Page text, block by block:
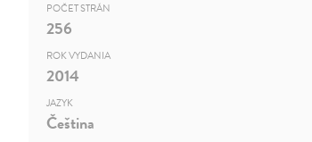
POČET STRÁN
256
ROK VYDANIA
2014
JAZYK
Čeština